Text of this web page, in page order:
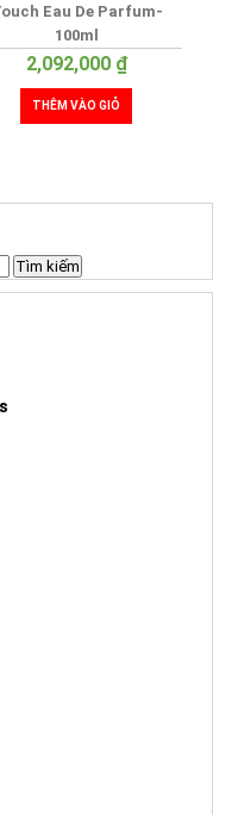
Eau De Parfum-
100ml
2,092,000 ₫
THÊM VÀO GIỎ